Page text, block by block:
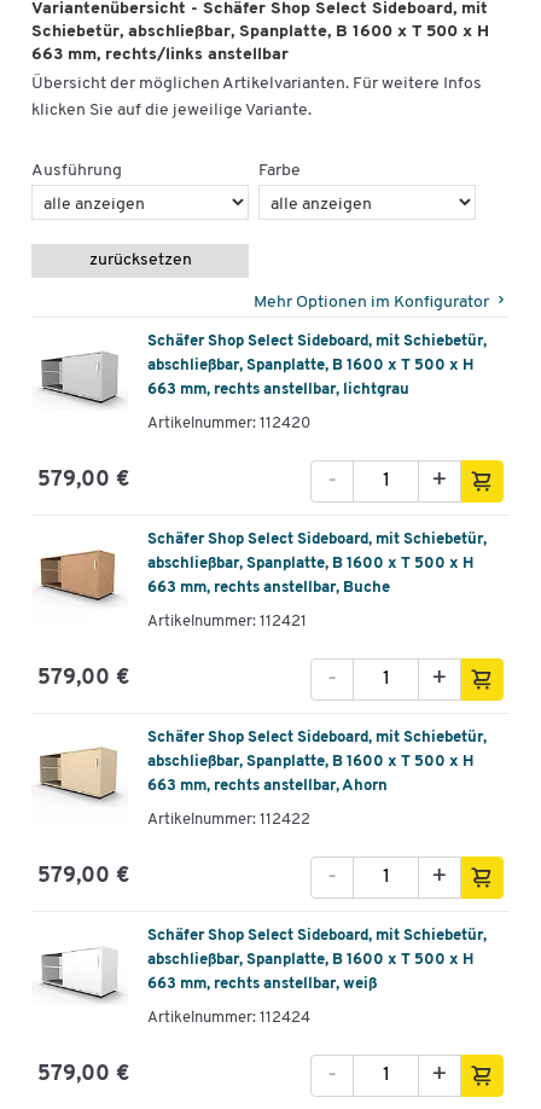
Variantenübersicht - Schäfer Shop Select Sideboard, mit
Schiebetür, abschließbar, Spanplatte, B 1600 x T 500 x H
663 mm, rechts/links anstellbar
Übersicht der möglichen Artikelvarianten. Für weitere Infos
klicken Sie auf die jeweilige Variante.
Ausführung Farbe
zurücksetzen
Mehr Optionen im Konfigurator
Schäfer Shop Select Sideboard, mit Schiebetür,
abschließbar, Spanplatte, B 1600 x T 500 x H
663 mm, rechts anstellbar, lichtgrau
Artikelnummer: 112420
579,00 € +
-
Schäfer Shop Select Sideboard, mit Schiebetür,
abschließbar, Spanplatte, B 1600 x T 500 x H
663 mm, rechts anstellbar, Buche
Artikelnummer: 112421
579,00 € +
-
Schäfer Shop Select Sideboard, mit Schiebetür,
abschließbar, Spanplatte, B 1600 x T 500 x H
663 mm, rechts anstellbar, Ahorn
Artikelnummer: 112422
579,00 € +
-
Schäfer Shop Select Sideboard, mit Schiebetür,
abschließbar, Spanplatte, B 1600 x T 500 x H
663 mm, rechts anstellbar, weiß
Artikelnummer: 112424
579,00 € +
-